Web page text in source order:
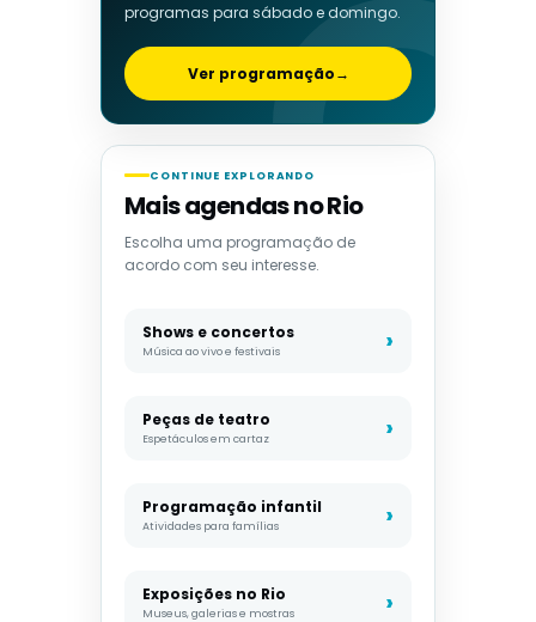
programas para sábado e domingo.
Ver programação→
CONTINUE EXPLORANDO
Mais agendas no Rio
Escolha uma programação de
acordo com seu interesse.
Shows e concertos
Música ao vivo e festivais
Peças de teatro
Espetáculos em cartaz
Programação infantil
Atividades para famílias
Exposições no Rio
Museus, galerias e mostras